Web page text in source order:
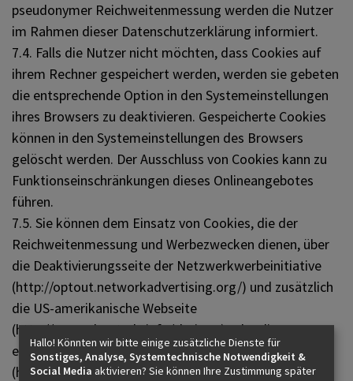
pseudonymer Reichweitenmessung werden die Nutzer
im Rahmen dieser Datenschutzerklärung informiert.
7.4. Falls die Nutzer nicht möchten, dass Cookies auf
ihrem Rechner gespeichert werden, werden sie gebeten
die entsprechende Option in den Systemeinstellungen
ihres Browsers zu deaktivieren. Gespeicherte Cookies
können in den Systemeinstellungen des Browsers
gelöscht werden. Der Ausschluss von Cookies kann zu
Funktionseinschränkungen dieses Onlineangebotes
führen.
7.5. Sie können dem Einsatz von Cookies, die der
Reichweitenmessung und Werbezwecken dienen, über
die Deaktivierungsseite der Netzwerkwerbeinitiative
(http://optout.networkadvertising.org/) und zusätzlich
die US-amerikanische Webseite
(http://www.aboutads.info/choices ) oder die
europäische Webseite
(http://www.youronlinechoices.com/uk/your-ad-
Hallo! Könnten wir bitte einige zusätzliche Dienste für
Sonstiges, Analyse, Systemtechnische Notwendigkeit &
Social Media aktivieren? Sie können Ihre Zustimmung später